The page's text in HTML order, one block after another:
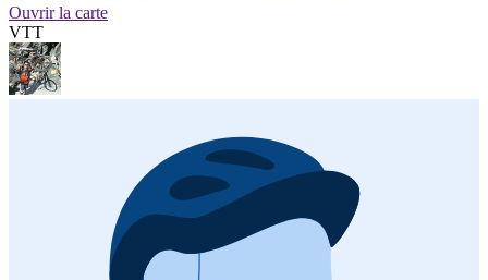
Ouvrir la carte
VTT